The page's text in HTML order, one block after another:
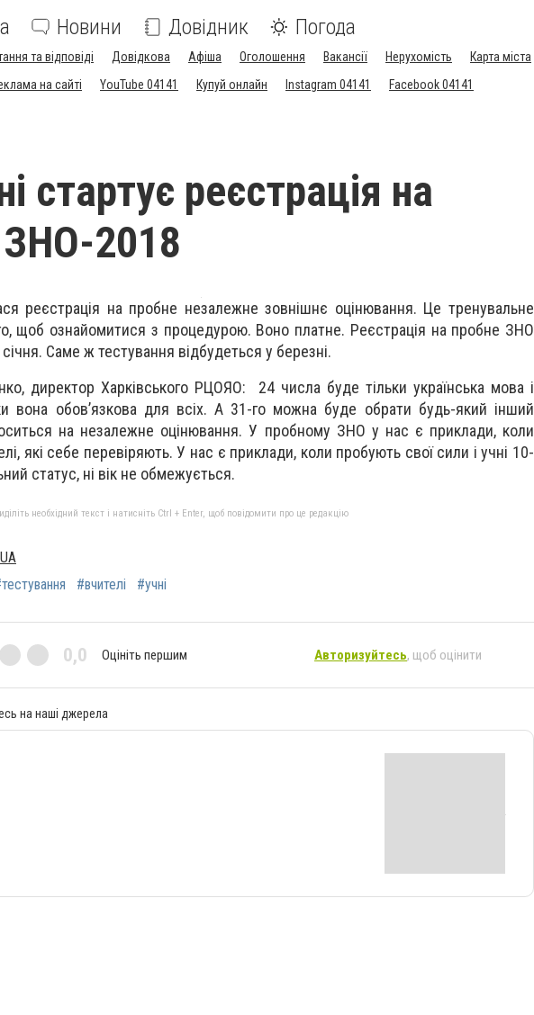
Новини Довідник Погода
та відповіді Довідкова Афіша Оголошення Вакансії Нерухомість
Карта міста
на сайті YouTube 04141 Купуй онлайн Instagram 04141 Facebook 04141
стартує реєстрація на
2018
реєстрація на пробне незалежне зовнішнє оцінювання. Це тренувальне
щоб ознайомитися з процедурою. Воно платне. Реєстрація на пробне ЗНО
Саме ж тестування відбудеться у березні.
директор Харківського РЦОЯО: 24 числа буде тільки українська мова і
вона обов’язкова для всіх. А 31-го можна буде обрати будь-який інший
на незалежне оцінювання. У пробному ЗНО у нас є приклади, коли
які себе перевіряють. У нас є приклади, коли пробують свої сили і учні 10-
статус, ні вік не обмежується.
необхідний текст і натисніть Ctrl + Enter, щоб повідомити про це редакцію
#вчителі #учні
0,0 Оцініть першим Авторизуйтесь, щоб оцінити
на наші джерела